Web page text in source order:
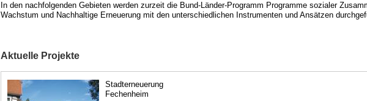
In den nachfolgenden Gebieten werden zurzeit die Bund-Länder-Programm Programme sozialer
Wachstum und Nachhaltige Erneuerung mit den unterschiedlichen Instrumenten und Ansätzen
Aktuelle Projekte
Stadterneuerung
Fechenheim